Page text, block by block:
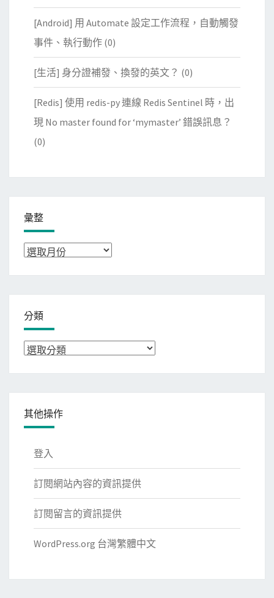
[Android] 用 Automate 設定工作流程，自動觸發
事件、執行動作 (0)
[生活] 身分證補發、換發的英文？ (0)
[Redis] 使用 redis-py 連線 Redis Sentinel 時，出
現 No master found for ‘mymaster’ 錯誤訊息？
(0)
彙整
彙
分類
分
其他操作
登入
訂閱網站內容的資訊提供
訂閱留言的資訊提供
WordPress.org 台灣繁體中文